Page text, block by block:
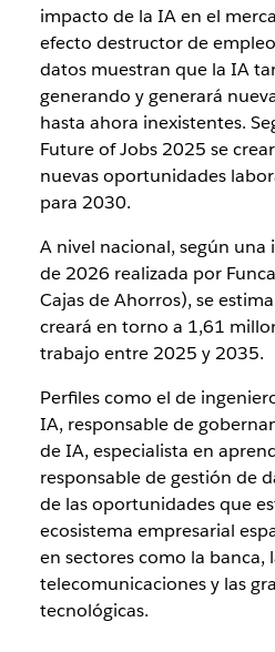
impacto de la IA en el
efecto destructor de
datos muestran que la IA
generando y generará
hasta ahora inexistentes.
Future of Jobs 2025 se
nuevas oportunidades
para 2030.
A nivel nacional, según una
de 2026 realizada por
Cajas de Ahorros), se
creará en torno a 1,61
trabajo entre 2025 y 2035.
Perfiles como el de
IA, responsable de
de IA, especialista en
responsable de gestión de
de las oportunidades que
ecosistema empresarial
en sectores como la banca,
telecomunicaciones y las
tecnológicas.